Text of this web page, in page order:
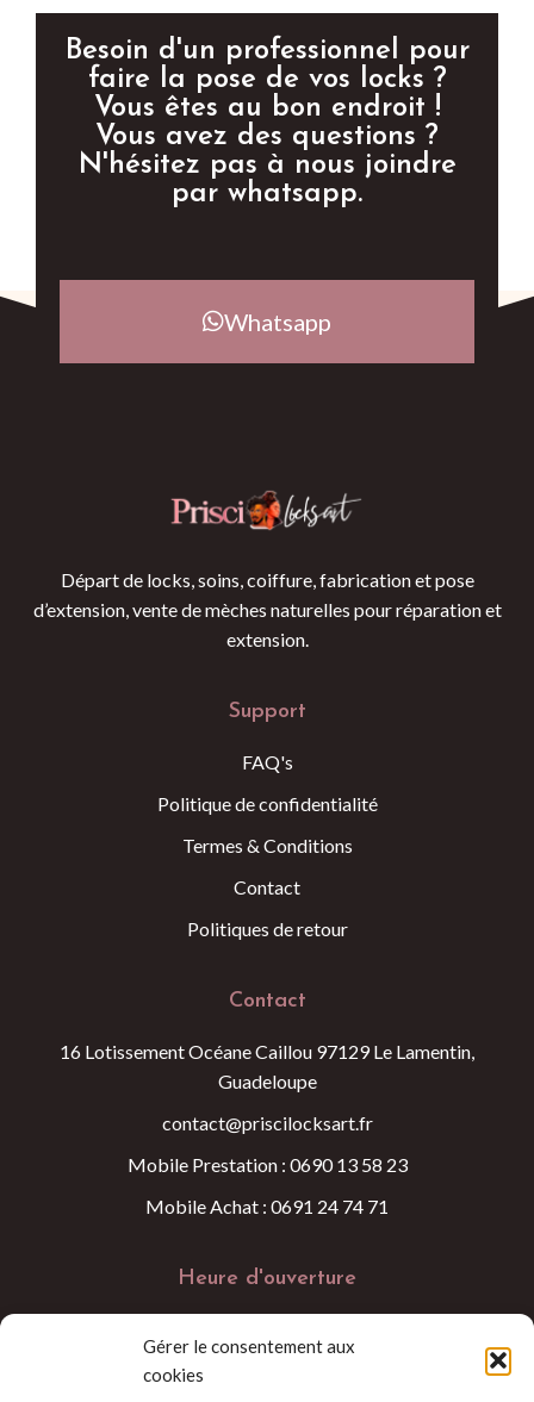
Gérer le consentement aux
cookies
Besoin d'un professionnel pour
faire la pose de vos locks ?
Vous êtes au bon endroit !
Vous avez des questions ?
N'hésitez pas à nous joindre
par whatsapp.
Whatsapp
Départ de locks, soins, coiffure, fabrication et pose
d’extension, vente de mèches naturelles pour réparation et
extension.
Support
FAQ's
Politique de confidentialité
Termes & Conditions
Contact
Politiques de retour
Contact
16 Lotissement Océane Caillou 97129 Le Lamentin,
Guadeloupe
contact@priscilocksart.fr
Mobile Prestation : 0690 13 58 23
Mobile Achat : 0691 24 74 71
Heure d'ouverture